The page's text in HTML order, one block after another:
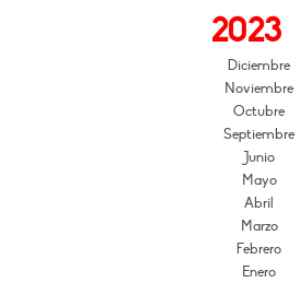
2023
Diciembre
Noviembre
Octubre
Septiembre
Junio
Mayo
Abril
Marzo
Febrero
Enero